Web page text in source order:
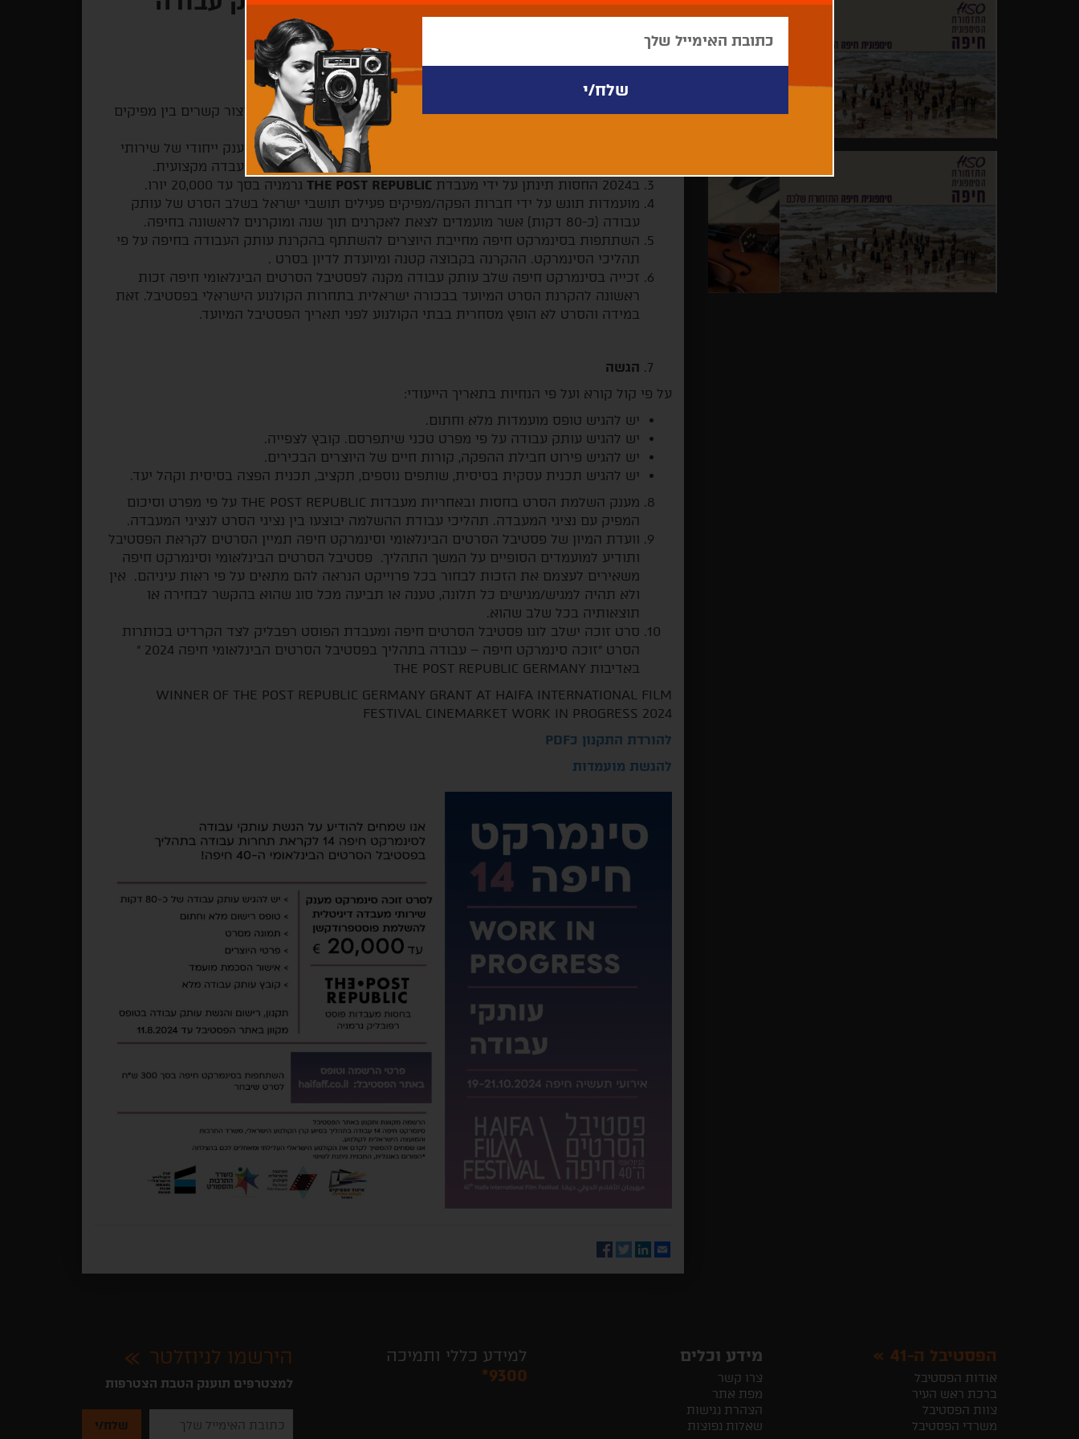
להגשת מועמדות
מטרת הסינמרקט לקדם הקולנוע העלילתי הישראלי בשווקי העולם וליצור קשרים בין מפיקים
ישראלים למפיצים וסוכני מכירות בינלאומיים.
הסינמרקט מעניק הזדמנות לסרט ישראלי להשלמת פוסטפרודקשן במענק ייחודי של שירותי
מעבדה דיגיטליים לעותק ראשון, על פי מפרט אשר יתפרסם ובחסות מעבדה מקצועית.
ב2024 החסות תינתן על ידי מעבדת
THE POST REPUBLIC גרמניה בסך עד 20,000 יורו.
מועמדות תוגש על ידי חברות הפקה/מפיקים פעילים תושבי ישראל בשלב הסרט של עותק
עבודה (כ-80 דקות) אשר מועמדים לצאת לאקרנים תוך שנה ומוקרנים לראשונה בחיפה.
השתתפות בסינמרקט חיפה מחייבת היוצרים להשתתף בהקרנת עותק העבודה בחיפה על פי
תהליכי הסינמרקט. ההקרנה בקבוצה קטנה ומיועדת לדיון בסרט .
זכייה בסינמרקט חיפה שלב עותק עבודה מקנה לפסטיבל הסרטים הבינלאומי חיפה זכות
ראשונה להקרנת הסרט המיועד בבכורה ישראלית בתחרות הקולנוע הישראלי בפסטיבל. זאת
במידה והסרט לא הופץ מסחרית בבתי הקולנוע לפני תאריך הפסטיבל המיועד.
הגשה
על פי קול קורא ועל פי הנחיות בתאריך הייעודי:
יש להגיש טופס מועמדות מלא וחתום.
יש להגיש עותק עבודה על פי מפרט טכני שיתפרסם. קובץ לצפייה.
יש להגיש פירוט חבילת ההפקה, קורות חיים של היוצרים הבכירים.
יש להגיש תכנית עסקית בסיסית, שותפים נוספים, תקציב, תכנית הפצה בסיסית וקהל יעד.
מענק השלמת הסרט בחסות ובאחריות מעבדות THE POST REPUBLIC על פי מפרט וסיכום
המפיק עם נציגי המעבדה. תהליכי עבודת ההשלמה יבוצעו בין נציגי הסרט לנציגי המעבדה.
וועדת המיון של פסטיבל הסרטים הבינלאומי וסינמרקט חיפה תמיין הסרטים לקראת הפסטיבל
ותודיע למועמדים הסופיים על המשך התהליך. פסטיבל הסרטים הבינלאומי וסינמרקט חיפה
משאירים לעצמם את הזכות לבחור בכל פרוייקט הנראה להם מתאים על פי ראות עיניהם. אין
ולא תהיה למגיש/מגישים כל תלונה, טענה או תביעה מכל סוג שהוא בהקשר לבחירה או
תוצאותיה בכל שלב שהוא.
סרט זוכה ישלב לוגו פסטיבל הסרטים חיפה ומעבדת הפוסט רפבליק לצד הקרדיט בכותרות
הסרט "זוכה סינמרקט חיפה – עבודה בתהליך בפסטיבל הסרטים הבינלאומי חיפה 2024 "
באדיבות THE POST REPUBLIC GERMANY
WINNER OF THE POST REPUBLIC GERMANY GRANT AT HAIFA INTERNATIONAL FILM
FESTIVAL CINEMARKET WORK IN PROGRESS 2024
להורדת התקנון כPDF
להגשת מועמדות
Email
LinkedIn
Twitter
Facebook
הפסטיבל ה-41
אודות הפסטיבל
ברכת ראש העיר
צוות הפסטיבל
משרדי הפסטיבל
מידע וכלים
צרו קשר
מפת אתר
הצהרת נגישות
שאלות נפוצות
למידע כללי ותמיכה
*9300
הירשמו לניוזלטר
למצטרפים תוענק הטבת הצטרפות
להזין